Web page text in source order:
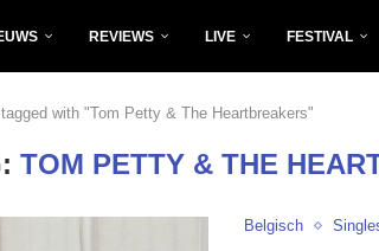
REVIEWS LIVE FESTIVAL
with "Tom Petty & The Heartbreakers"
TOM PETTY & THE
Belgisch